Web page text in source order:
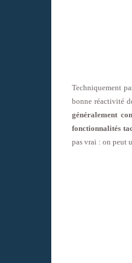
Techniquement
bonne réactivité
généralement
fonctionnalités
pas vrai : on peut